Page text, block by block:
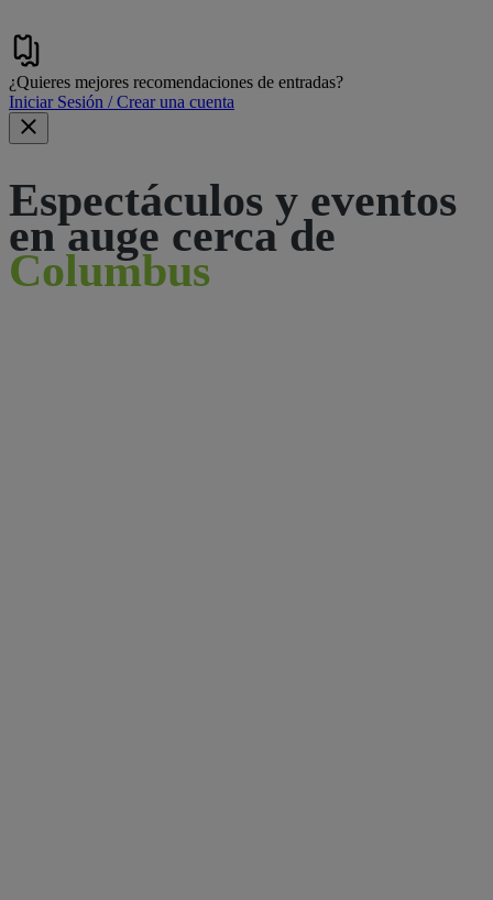
¿Quieres mejores recomendaciones de entradas?
Iniciar Sesión / Crear una cuenta
Espectáculos y eventos
en auge cerca de
Columbus